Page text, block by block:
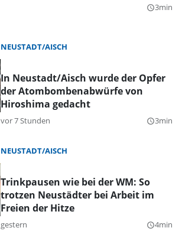
query_builder3min
NEUSTADT/AISCH
In Neustadt/Aisch wurde der Opfer
der Atombombenabwürfe von
Hiroshima gedacht
vor 7 Stunden query_builder3min
NEUSTADT/AISCH
Trinkpausen wie bei der WM: So
trotzen Neustädter bei Arbeit im
Freien der Hitze
gestern query_builder4min